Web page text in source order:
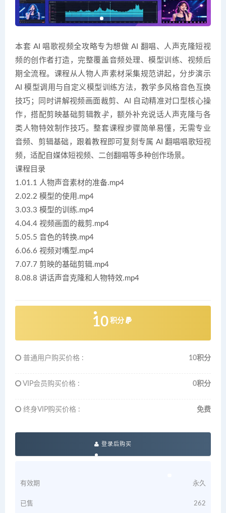
本套 AI 唱歌视频全攻略专为想做 AI 翻唱、人声克隆短视
频的创作者打造，完整覆盖音频处理、模型训练、视频后
期全流程。课程从人物人声素材采集规范讲起，分步演示
AI 模型调用与自定义模型训练方法，教学多风格音色互换
技巧；同时讲解视频画面裁剪、AI 自动精准对口型核心操
作，搭配剪映基础剪辑教学，额外补充说话人声克隆与各
类人物特效制作技巧。整套课程步骤简单易懂，无需专业
音频、剪辑基础，跟着教程即可复刻专属 AI 翻唱唱歌短视
频，适配自媒体短视频、二创翻唱等多种创作场景。
课程目录
1.01.1 人物声音素材的准备.mp4
2.02.2 模型的使用.mp4
3.03.3 模型的训练.mp4
4.04.4 视频画面的裁剪.mp4
5.05.5 音色的转换.mp4
6.06.6 视频对嘴型.mp4
7.07.7 剪映的基础剪辑.mp4
8.08.8 讲话声音克隆和人物特效.mp4
10 积分
普通用户购买价格 : 10积分
VIP会员购买价格 : 0积分
终身VIP购买价格 : 免费
登录后购买
有效期 永久
已售 262